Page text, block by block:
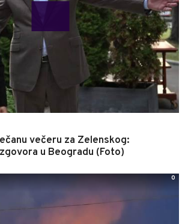
večeru za Zelenskog:
u Beogradu (Foto)
0